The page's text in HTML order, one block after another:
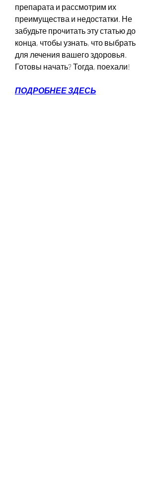
препарата и рассмотрим их
преимущества и недостатки. Не
забудьте прочитать эту статью до
конца, чтобы узнать, что выбрать
для лечения вашего здоровья.
Готовы начать? Тогда, поехали!
ПОДРОБНЕЕ ЗДЕСЬ